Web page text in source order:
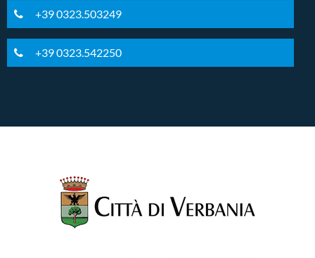
+39 0323.503249
+39 0323.542250